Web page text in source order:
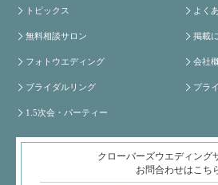
トピックス
無料相談サロン
フォトウエディング
ブライダルリング
1.5次会・パーティー
よく
掲載
会社
プラ
クローバーズウエディング
お問合わせはこち